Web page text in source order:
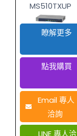
MS510TXUP
瞭解更多
點我購買
Email 專人
洽詢
LINE 專人洽